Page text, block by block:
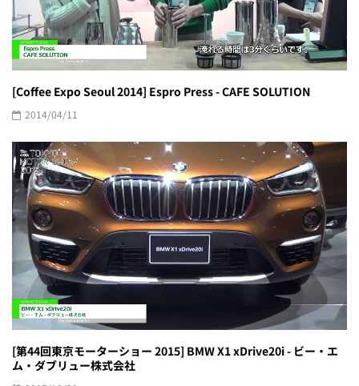
[Coffee Expo Seoul 2014] Espro Press - CAFE SOLUTION
2014/04/11
[第44回東京モーターショー 2015] BMW X1 xDrive20i - ビー・エ
ム・ダブリュー株式会社